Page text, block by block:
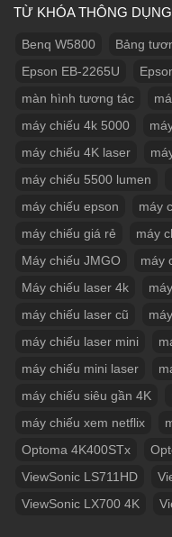
TỪ KHÓA THÔNG DỤNG
Benq W5800 Bảng
Epson EB-2265U
màn hình tương tác
máy chiếu 4k 5000
máy chiếu 4K laser
máy chiếu 5500 lumen
máy chiếu epson
máy
máy chiếu giá rẻ
máy
Máy chiếu JMGO
máy
Máy chiếu laser 4k
máy chiếu laser cũ
máy chiếu laser mini
máy chiếu mini laser
máy chiếu siêu gần 4K
máy chiếu xem netflix
Optoma 4K400STx
ViewSonic LS711HD
ViewSonic LX700 4K